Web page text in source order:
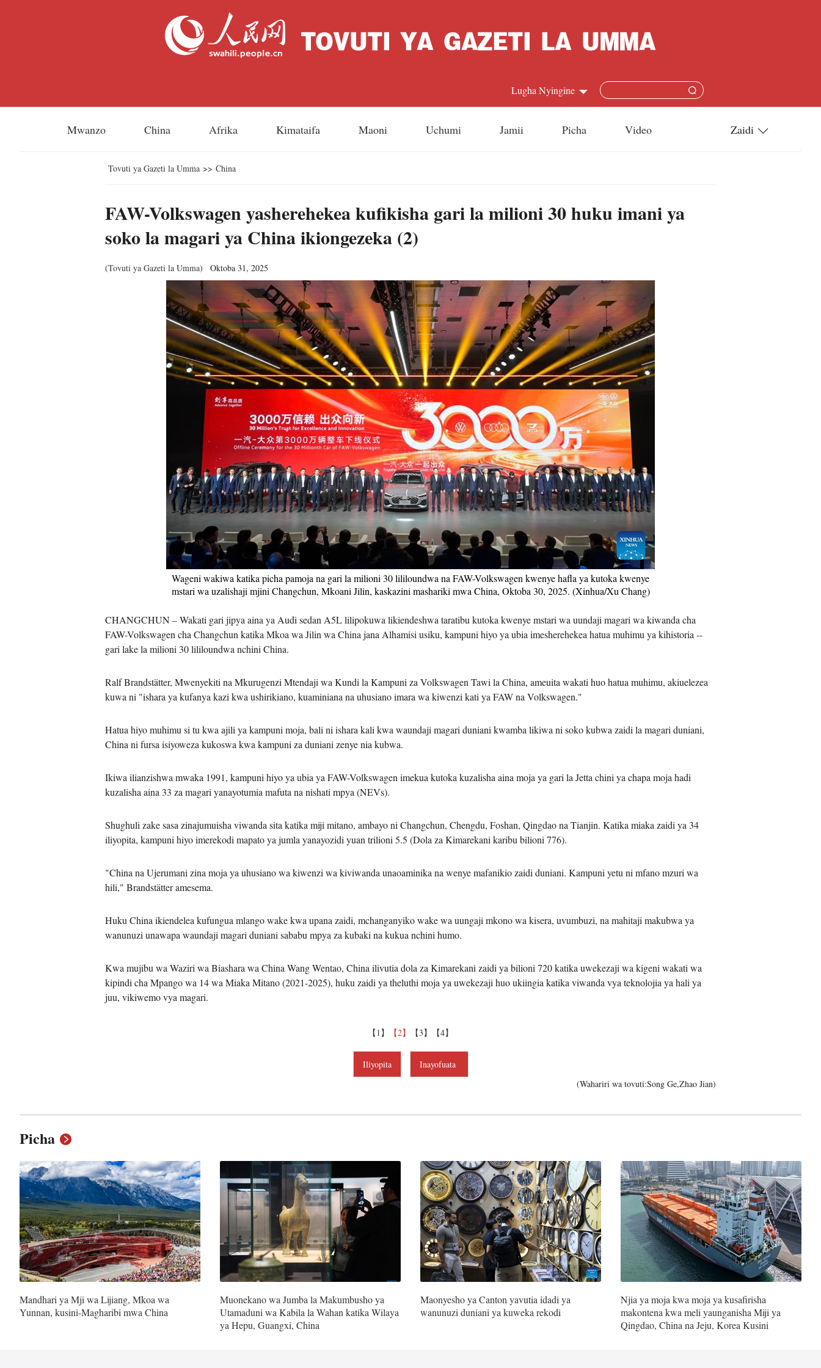
Lugha Nyingine
Français
عربي
한국어
Deutsch
Português
Italiano
Қазақ тілі
ภาษาไทย
Bahasa Melayu
Ελληνικά
Tiếng Việt
हिन्दी
Mwanzo China Afrika Kimataifa Maoni Uchumi Jamii Picha Video Zaidi
Tovuti ya Gazeti la Umma >> China
FAW-Volkswagen yasherehekea kufikisha gari la milioni 30 huku imani ya
soko la magari ya China ikiongezeka (2)
(Tovuti ya Gazeti la Umma) Oktoba 31, 2025
Wageni wakiwa katika picha pamoja na gari la milioni 30 lililoundwa na FAW-Volkswagen kwenye hafla ya kutoka kwenye
mstari wa uzalishaji mjini Changchun, Mkoani Jilin, kaskazini mashariki mwa China, Oktoba 30, 2025. (Xinhua/Xu Chang)
CHANGCHUN – Wakati gari jipya aina ya Audi sedan A5L lilipokuwa likiendeshwa taratibu kutoka kwenye mstari wa uundaji magari wa kiwanda cha
FAW-Volkswagen cha Changchun katika Mkoa wa Jilin wa China jana Alhamisi usiku, kampuni hiyo ya ubia imesherehekea hatua muhimu ya kihistoria --
gari lake la milioni 30 lililoundwa nchini China.
Ralf Brandstätter, Mwenyekiti na Mkurugenzi Mtendaji wa Kundi la Kampuni za Volkswagen Tawi la China, ameuita wakati huo hatua muhimu, akiuelezea
kuwa ni "ishara ya kufanya kazi kwa ushirikiano, kuaminiana na uhusiano imara wa kiwenzi kati ya FAW na Volkswagen."
Hatua hiyo muhimu si tu kwa ajili ya kampuni moja, bali ni ishara kali kwa waundaji magari duniani kwamba likiwa ni soko kubwa zaidi la magari duniani,
China ni fursa isiyoweza kukoswa kwa kampuni za duniani zenye nia kubwa.
Ikiwa ilianzishwa mwaka 1991, kampuni hiyo ya ubia ya FAW-Volkswagen imekua kutoka kuzalisha aina moja ya gari la Jetta chini ya chapa moja hadi
kuzalisha aina 33 za magari yanayotumia mafuta na nishati mpya (NEVs).
Shughuli zake sasa zinajumuisha viwanda sita katika miji mitano, ambayo ni Changchun, Chengdu, Foshan, Qingdao na Tianjin. Katika miaka zaidi ya 34
iliyopita, kampuni hiyo imerekodi mapato ya jumla yanayozidi yuan trilioni 5.5 (Dola za Kimarekani karibu bilioni 776).
"China na Ujerumani zina moja ya uhusiano wa kiwenzi wa kiviwanda unaoaminika na wenye mafanikio zaidi duniani. Kampuni yetu ni mfano mzuri wa
hili," Brandstätter amesema.
Huku China ikiendelea kufungua mlango wake kwa upana zaidi, mchanganyiko wake wa uungaji mkono wa kisera, uvumbuzi, na mahitaji makubwa ya
wanunuzi unawapa waundaji magari duniani sababu mpya za kubaki na kukua nchini humo.
Kwa mujibu wa Waziri wa Biashara wa China Wang Wentao, China ilivutia dola za Kimarekani zaidi ya bilioni 720 katika uwekezaji wa kigeni wakati wa
kipindi cha Mpango wa 14 wa Miaka Mitano (2021-2025), huku zaidi ya theluthi moja ya uwekezaji huo ukiingia katika viwanda vya teknolojia ya hali ya
juu, vikiwemo vya magari.
【1】 【2】 【3】 【4】
Iliyopita
Inayofuata
(Wahariri wa tovuti:Song Ge,Zhao Jian)
Picha
Mandhari ya Mji wa Lijiang, Mkoa wa
Yunnan, kusini-Magharibi mwa China
Muonekano wa Jumba la Makumbusho ya
Utamaduni wa Kabila la Wahan katika Wilaya
ya Hepu, Guangxi, China
Maonyesho ya Canton yavutia idadi ya
wanunuzi duniani ya kuweka rekodi
Njia ya moja kwa moja ya kusafirisha
makontena kwa meli yaunganisha Miji ya
Qingdao, China na Jeju, Korea Kusini